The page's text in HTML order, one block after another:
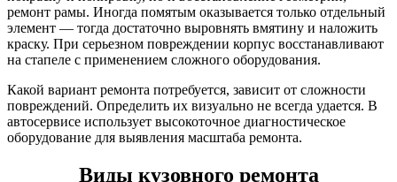
ремонт рамы. Иногда помятым оказывается только отдельный
элемент — тогда достаточно выровнять вмятину и наложить
краску. При серьезном повреждении корпус восстанавливают
на стапеле с применением сложного оборудования.
Какой вариант ремонта потребуется, зависит от сложности
повреждений. Определить их визуально не всегда удается. В
автосервисе использует высокоточное диагностическое
оборудование для выявления масштаба ремонта.
Виды кузовного ремонта